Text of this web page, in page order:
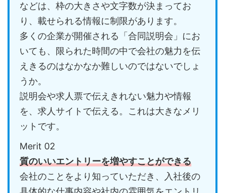
などは、枠の大きさや文字数が決まってお
り、載せられる情報に制限があります。
多くの企業が開催される「合同説明会」にお
いても、限られた時間の中で会社の魅力を伝
えきるのはなかなか難しいのではないでしょ
うか。
説明会や求人票で伝えきれない魅力や情報
を、求人サイトで伝える。これは大きなメリ
ットです。
Merit 02
質のいいエントリーを増やすことができる
会社のことをより知っていただき、入社後の